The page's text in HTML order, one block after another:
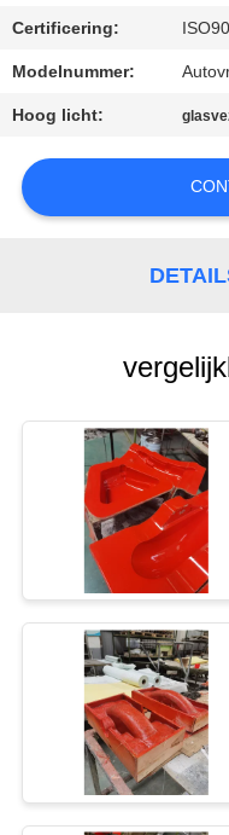
SITEMAP
PRIVACY
POLICY
Certificering:
Modelnummer:
Hoog licht: